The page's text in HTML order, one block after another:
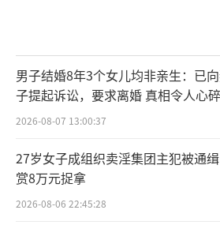
男子结婚8年3个女儿均非亲生：已
子提起诉讼，要求离婚 真相令人心碎
2026-08-07 13:00:37
27岁女子成组织卖淫集团主犯被通
赏8万元捉拿
2026-08-06 22:45:28